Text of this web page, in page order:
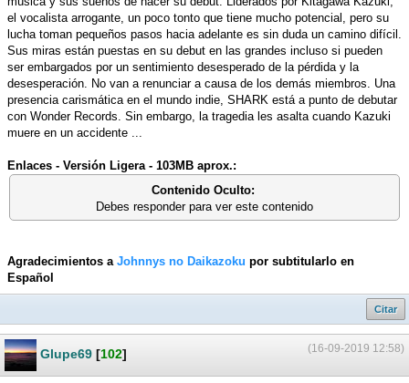
el vocalista arrogante, un poco tonto que tiene mucho potencial, pero su
lucha toman pequeños pasos hacia adelante es sin duda un camino difícil.
Sus miras están puestas en su debut en las grandes incluso si pueden
ser embargados por un sentimiento desesperado de la pérdida y la
desesperación. No van a renunciar a causa de los demás miembros. Una
presencia carismática en el mundo indie, SHARK está a punto de debutar
con Wonder Records. Sin embargo, la tragedia les asalta cuando Kazuki
muere en un accidente ...
Enlaces - Versión Ligera - 103MB aprox.:
Contenido Oculto:
Debes responder para ver este contenido
Agradecimientos a Johnnys no Daikazoku por subtitularlo en
Español
Citar
(16-09-2019 12:58)
Glupe69 [102]